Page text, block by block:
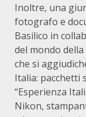
Inoltre, una
fotografo e
Basilico in
del mondo
che si
Italia: pacchetti
“Esperienza
Nikon,